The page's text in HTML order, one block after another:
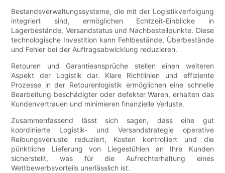
Bestandsverwaltungssysteme, die mit der Logistikverfolgung
integriert sind, ermöglichen Echtzeit-Einblicke in
Lagerbestände, Versandstatus und Nachbestellpunkte. Diese
technologische Investition kann Fehlbestände, Überbestände
und Fehler bei der Auftragsabwicklung reduzieren.
Retouren und Garantieansprüche stellen einen weiteren
Aspekt der Logistik dar. Klare Richtlinien und effiziente
Prozesse in der Retourenlogistik ermöglichen eine schnelle
Bearbeitung beschädigter oder defekter Waren, erhalten das
Kundenvertrauen und minimieren finanzielle Verluste.
Zusammenfassend lässt sich sagen, dass eine gut
koordinierte Logistik- und Versandstrategie operative
Reibungsverluste reduziert, Kosten kontrolliert und die
pünktliche Lieferung von Liegestühlen an Ihre Kunden
sicherstellt, was für die Aufrechterhaltung eines
Wettbewerbsvorteils unerlässlich ist.